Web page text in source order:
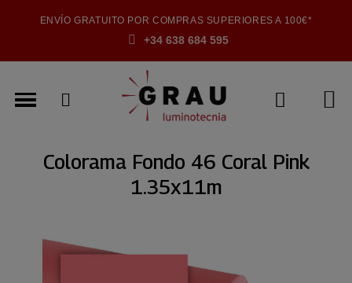
ENVÍO GRATUITO POR COMPRAS SUPERIORES A 100€*
+34 638 684 595
Colorama Fondo 46 Coral Pink
1.35x11m